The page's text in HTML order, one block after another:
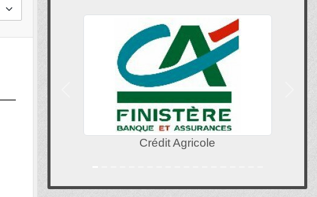
Fabien Plouidy